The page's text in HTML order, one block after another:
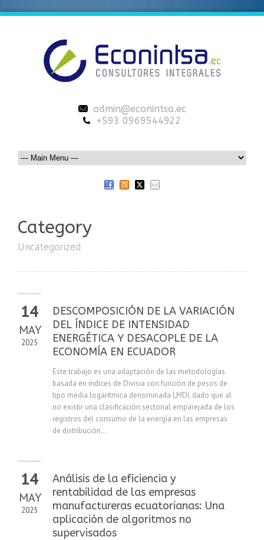
admin@econintsa.ec
+593 0969544922
Category
Uncategorized
14
MAY
2025
DESCOMPOSICIÓN DE LA VARIACIÓN
DEL ÍNDICE DE INTENSIDAD
ENERGÉTICA Y DESACOPLE DE LA
ECONOMÍA EN ECUADOR
Este trabajo es una adaptación de las metodologías
basada en índices de Divisia con función de pesos de
tipo media logarítmica denominada LMDI, dado que al
no existir una clasificación sectorial emparejada de los
registros del consumo de la energía en las empresas
de distribución...
14
MAY
2025
Análisis de la eficiencia y
rentabilidad de las empresas
manufactureras ecuatorianas: Una
aplicación de algoritmos no
supervisados